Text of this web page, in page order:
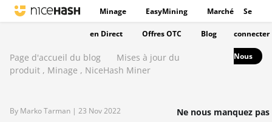
Minage EasyMining Marché
en Direct Offres OTC Blog
Se
connecter
Nous
Page d'accueil du blog
Mises à jour du
produit , Minage , NiceHash Miner
By Marko Tarman | 23 Nov 2022 Ne nous manquez pas